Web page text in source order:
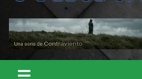
CONTRAVIENTO